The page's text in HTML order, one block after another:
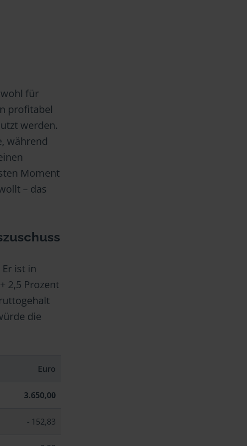
für
profitabel
werden.
während
Moment
– das
ist in
2,5 Prozent
die
Euro
3.650,00
- 152,83